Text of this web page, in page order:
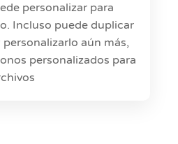
personalizar para
Incluso puede duplicar
aún más,
personalizados para